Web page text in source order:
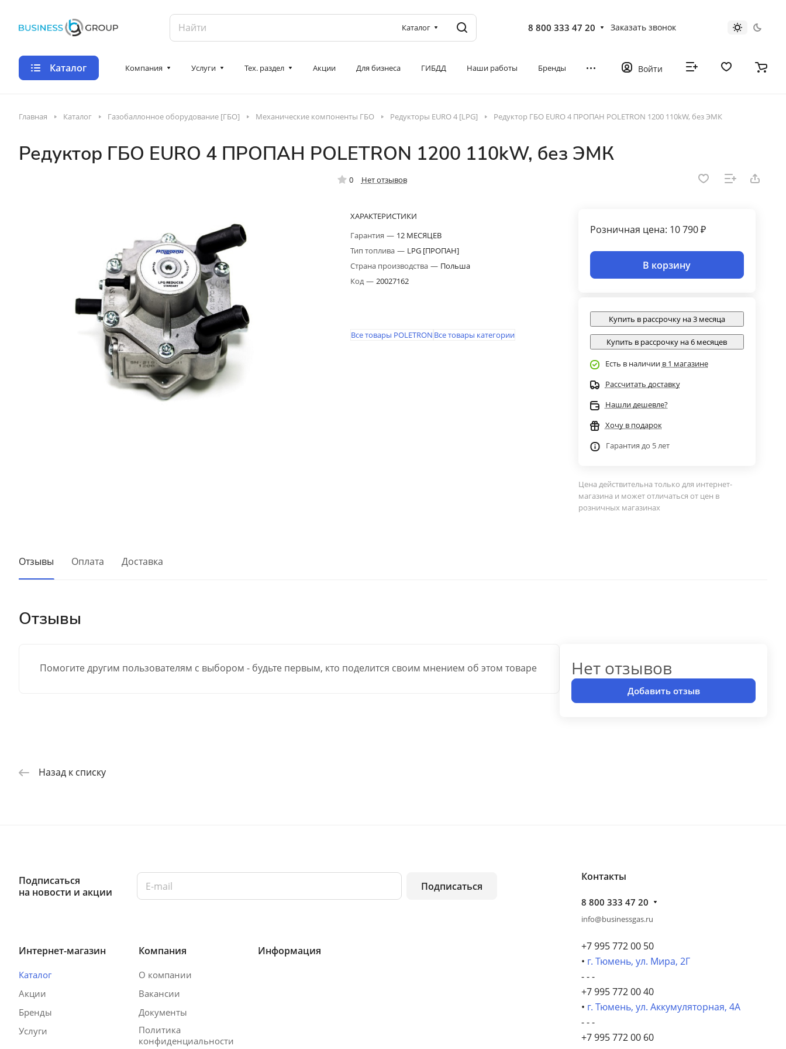
Каталог 8 800 333 47 20 Заказать звонок
Каталог Компания Услуги Тех. раздел Акции Для бизнеса ГИБДД Наши работы Бренды Войти
Главная Каталог Газобаллонное оборудование [ГБО] Механические компоненты ГБО Редукторы EURO 4 [LPG] Редуктор ГБО EURO 4 ПРОПАН POLETRON 1200 110kW, без ЭМК
Редуктор ГБО EURO 4 ПРОПАН POLETRON 1200 110kW, без ЭМК
0 Нет отзывов
ХАРАКТЕРИСТИКИ
Гарантия — 12 МЕСЯЦЕВ
Тип топлива — LPG [ПРОПАН]
Страна производства — Польша
Код— 20027162
Все товары POLETRON Все товары категории
Розничная цена: 10 790 ₽
В корзину
Купить в рассрочку на 3 месяца
Купить в рассрочку на 6 месяцев
Есть в наличии в 1 магазине
Рассчитать доставку
Нашли дешевле?
Хочу в подарок
Гарантия до 5 лет
Цена действительна только для интернет-
магазина и может отличаться от цен в
розничных магазинах
Отзывы Оплата Доставка
Отзывы
Помогите другим пользователям с выбором - будьте первым, кто поделится своим мнением об этом товаре Нет отзывов
Добавить отзыв
Назад к списку
Подписаться
на новости и акции
Подписаться
Интернет-магазин
Каталог
Акции
Бренды
Услуги
Компания
О компании
Вакансии
Документы
Политика
конфиденциальности
Информация
Контакты
8 800 333 47 20
info@businessgas.ru
+7 995 772 00 50
• г. Тюмень, ул. Мира, 2Г
- - -
+7 995 772 00 40
• г. Тюмень, ул. Аккумуляторная, 4А
- - -
+7 995 772 00 60